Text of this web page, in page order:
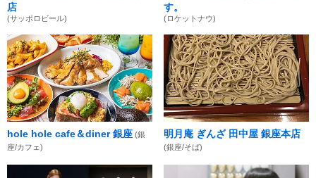
店
(サッポロビール)
す。
(ロケットナウ)
hole hole cafe＆diner 銀座 (銀
座/カフェ)
明月庵 ぎんざ 田中屋 銀座本店
(銀座/そば)